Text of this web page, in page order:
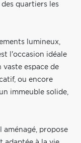
quartiers les
lumineux,
l'occasion idéale
espace de
ou encore
immeuble solide,
aménagé, propose